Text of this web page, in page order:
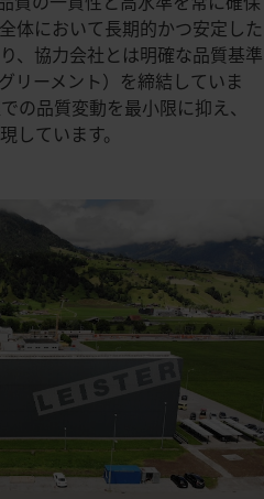
体において長期的かつ安定した
、協力会社とは明確な品質基準
リーメント）を締結していま
の品質変動を最小限に抑え、
しています。